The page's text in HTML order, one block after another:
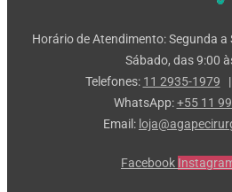
Horário de Atendimento: Segunda a
Sábado, das 9:00
Telefones: 11 2935-1979 |
WhatsApp:+55 11
Email:
Facebook